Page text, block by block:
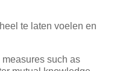
te laten voelen en
such as